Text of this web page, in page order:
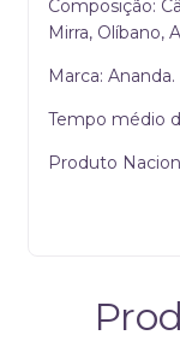
Composição:
Mirra, Olíbano,
Marca: Ananda.
Tempo médio
Produto